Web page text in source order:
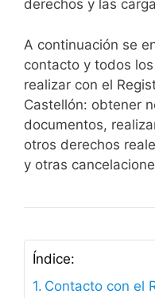
derechos y las
A continuación se
contacto y todos
realizar con el
Castellón: obtener
documentos,
otros derechos
y otras
Índice:
Contacto con el